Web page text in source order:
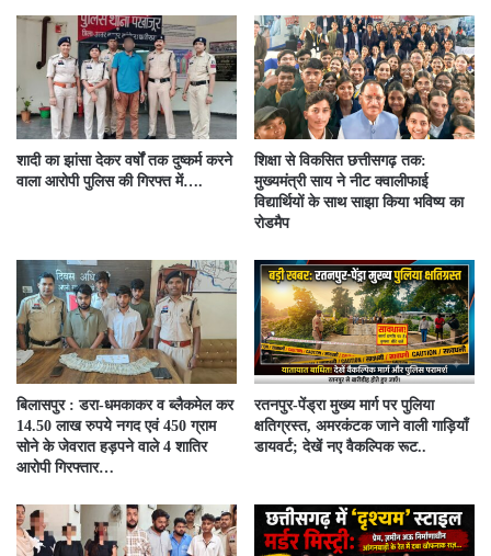
शादी का झांसा देकर वर्षों तक दुष्कर्म करने
वाला आरोपी पुलिस की गिरफ्त में….
शिक्षा से विकसित छत्तीसगढ़ तक:
मुख्यमंत्री साय ने नीट क्वालीफाई
विद्यार्थियों के साथ साझा किया भविष्य का
रोडमैप
बिलासपुर : डरा-धमकाकर व ब्लैकमेल कर
14.50 लाख रुपये नगद एवं 450 ग्राम
सोने के जेवरात हड़पने वाले 4 शातिर
आरोपी गिरफ्तार…
रतनपुर-पेंड्रा मुख्य मार्ग पर पुलिया
क्षतिग्रस्त, अमरकंटक जाने वाली गाड़ियाँ
डायवर्ट; देखें नए वैकल्पिक रूट..